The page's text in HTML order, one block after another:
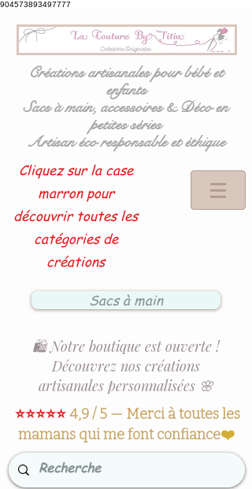
904573893497777
Créations artisanales pour bébé et
enfants
Sacs à main, accessoires & Déco en
petites séries
Artisan éco responsable et éthique
Cliquez sur la case
marron pour
découvrir toutes les
catégories de
créations
Sacs à main
🛍️ Notre boutique est ouverte !
Découvrez nos créations
artisanales personnalisées 🌸
⭐⭐⭐⭐⭐4,9 / 5 — Merci à toutes les
mamans qui me font confiance❤️